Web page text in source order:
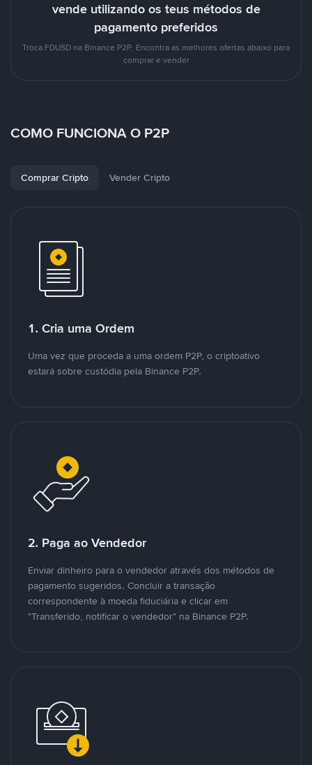
vende utilizando os teus métodos de
pagamento preferidos
Troca FDUSD na Binance P2P. Encontra as melhores ofertas abaixo para
comprar e vender
COMO FUNCIONA O P2P
Comprar Cripto Vender Cripto
1. Cria uma Ordem
Uma vez que proceda a uma ordem P2P, o criptoativo
estará sobre custódia pela Binance P2P.
2. Paga ao Vendedor
Enviar dinheiro para o vendedor através dos métodos de
pagamento sugeridos. Concluir a transação
correspondente à moeda fiduciária e clicar em
"Transferido, notificar o vendedor" na Binance P2P.